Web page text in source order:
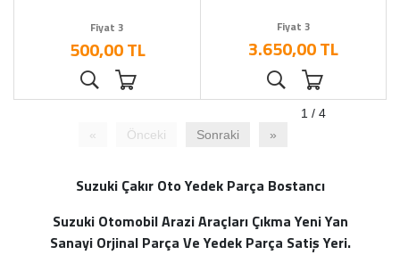
Fiyat 3
500,00 TL
Fiyat 3
3.650,00 TL
« Önceki Sonraki »
1 / 4
Suzuki Çakır Oto Yedek Parça Bostancı
Suzuki Otomobil Arazi Araçları Çıkma Yeni Yan
Sanayi Orjinal Parça Ve Yedek Parça Satiş Yeri.